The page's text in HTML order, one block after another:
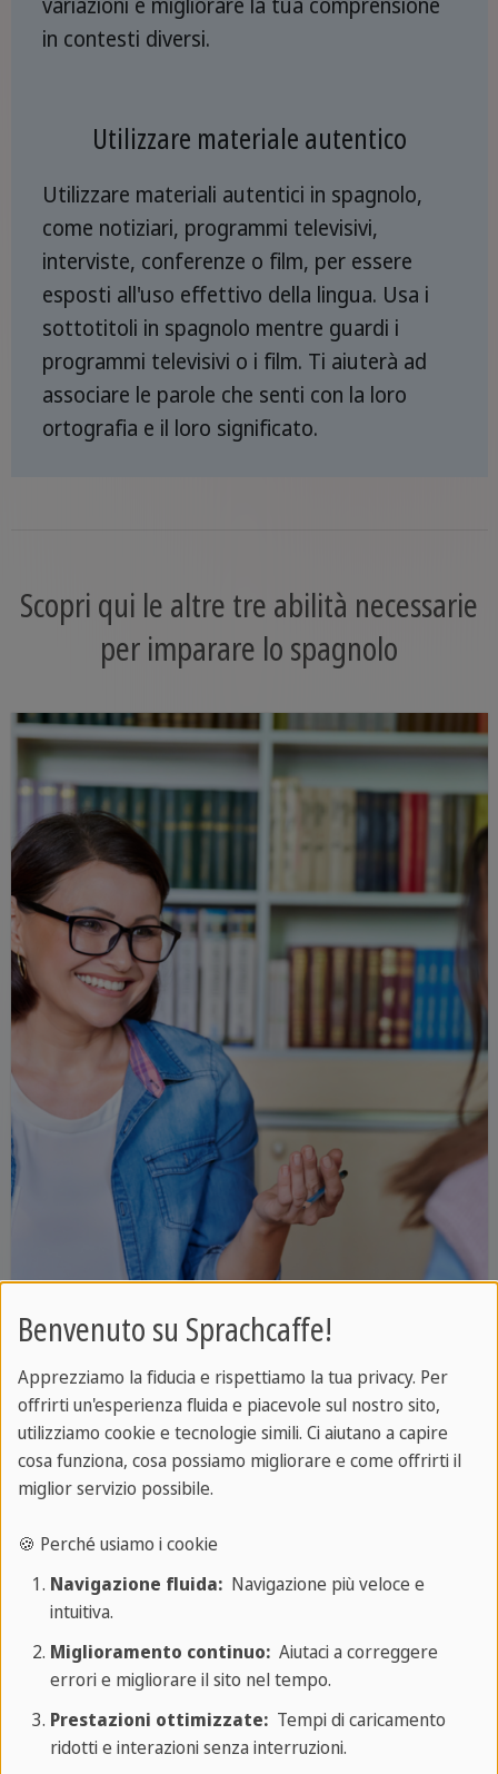
variazioni e migliorare la tua comprensione
in contesti diversi.
Utilizzare materiale autentico
Utilizzare materiali autentici in spagnolo,
come notiziari, programmi televisivi,
interviste, conferenze o film, per essere
esposti all'uso effettivo della lingua. Usa i
sottotitoli in spagnolo mentre guardi i
programmi televisivi o i film. Ti aiuterà ad
associare le parole che senti con la loro
ortografia e il loro significato.
Scopri qui le altre tre abilità necessarie
per imparare lo spagnolo
Espressione orale
Scopri come migliorare la pronuncia e
l'espressione orale in spagnolo.
Benvenuto su Sprachcaffe!
Apprezziamo la fiducia e rispettiamo la tua privacy. Per
offrirti un'esperienza fluida e piacevole sul nostro sito,
utilizziamo cookie e tecnologie simili. Ci aiutano a capire
cosa funziona, cosa possiamo migliorare e come offrirti il
miglior servizio possibile.
🍪 Perché usiamo i cookie
Navigazione fluida:Navigazione più veloce e
intuitiva.
Miglioramento continuo:Aiutaci a correggere
errori e migliorare il sito nel tempo.
Prestazioni ottimizzate:Tempi di caricamento
ridotti e interazioni senza interruzioni.